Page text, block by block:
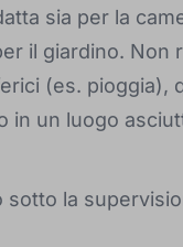
sia per la
il giardino. Non
(es. pioggia),
in un luogo
sotto la